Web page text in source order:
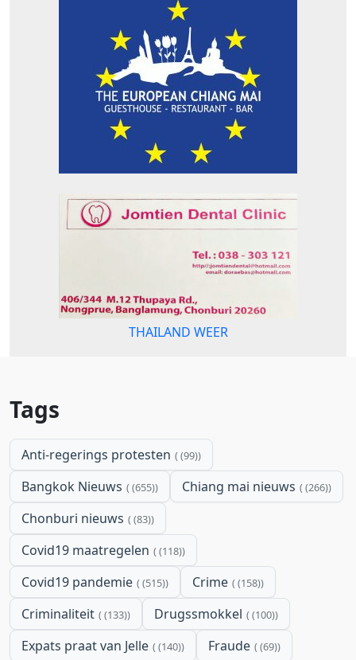
THAILAND WEER
Tags
Anti-regerings protesten (99)
Bangkok Nieuws (655) Chiang mai nieuws (266)
Chonburi nieuws (83)
Covid19 maatregelen (118)
Covid19 pandemie (515) Crime (158)
Criminaliteit (133) Drugssmokkel (100)
Expats praat van Jelle (140) Fraude (69)